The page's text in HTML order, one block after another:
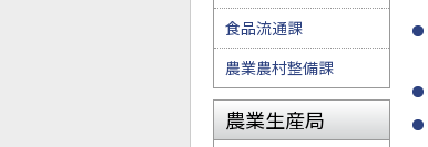
食品流通課
農業農村整備課
農業生産局